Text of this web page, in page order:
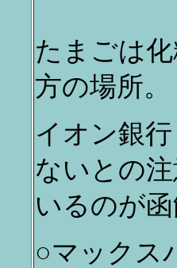
たまごは
方の場所。
イオン銀
ないとの
いるのが
○マックス